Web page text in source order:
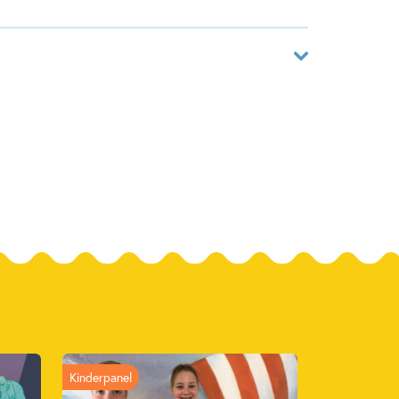
afgesproken plek te staan. Moet Dolf nu voor
B.V., Uitgeverij
Kinderpanel